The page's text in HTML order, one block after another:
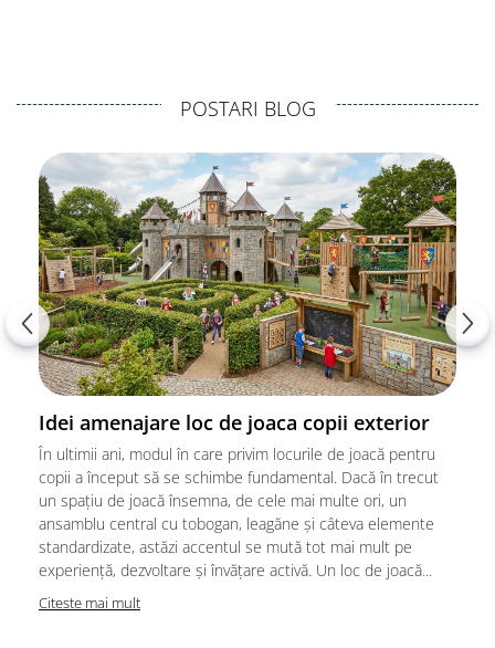
POSTARI BLOG
Idei amenajare loc de joaca copii exterior
În ultimii ani, modul în care privim locurile de joacă pentru
copii a început să se schimbe fundamental. Dacă în trecut
un spațiu de joacă însemna, de cele mai multe ori, un
ansamblu central cu tobogan, leagăne și câteva elemente
standardizate, astăzi accentul se mută tot mai mult pe
experiență, dezvoltare și învățare activă. Un loc de joacă...
Citeste mai mult